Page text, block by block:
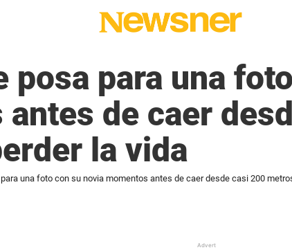
posa para una
de caer
la vida
una foto con su novia momentos antes de caer desde casi 200